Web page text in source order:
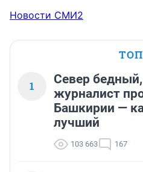
Новости СМИ2
1
Север
журналист
Башкирии —
лучший
103 663 167